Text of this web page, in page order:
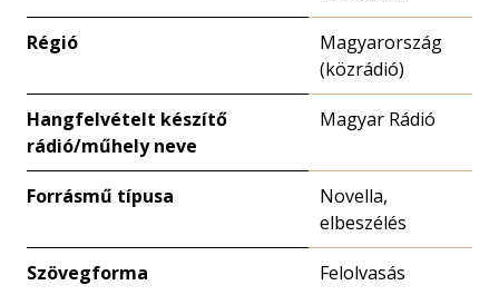
Régió
Magyarország
(közrádió)
Hangfelvételt készítő
rádió/műhely neve
Magyar Rádió
Forrásmű típusa
Novella,
elbeszélés
Szövegforma Felolvasás